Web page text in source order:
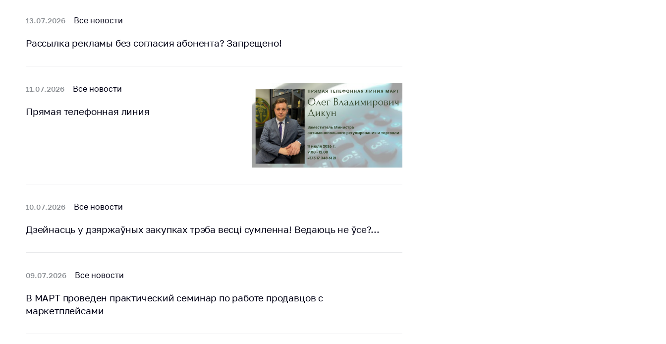
13.07.2026 Все новости
Рассылка рекламы без согласия абонента? Запрещено!
11.07.2026 Все новости
Прямая телефонная линия
10.07.2026 Все новости
Дзейнасць у дзяржаўных закупках трэба весцi сумленна! Ведаюць не ўсе?...
09.07.2026 Все новости
В МАРТ проведен практический семинар по работе продавцов с
маркетплейсами